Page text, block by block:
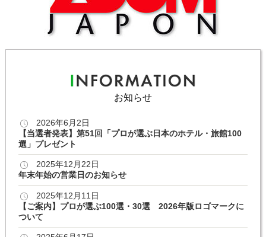
お知らせ
2026年6月2日
【当選者発表】第51回「プロが選ぶ日本のホテル・旅館100
選」プレゼント
2025年12月22日
年末年始の営業日のお知らせ
2025年12月11日
【ご案内】プロが選ぶ100選・30選 2026年版ロゴマークに
ついて